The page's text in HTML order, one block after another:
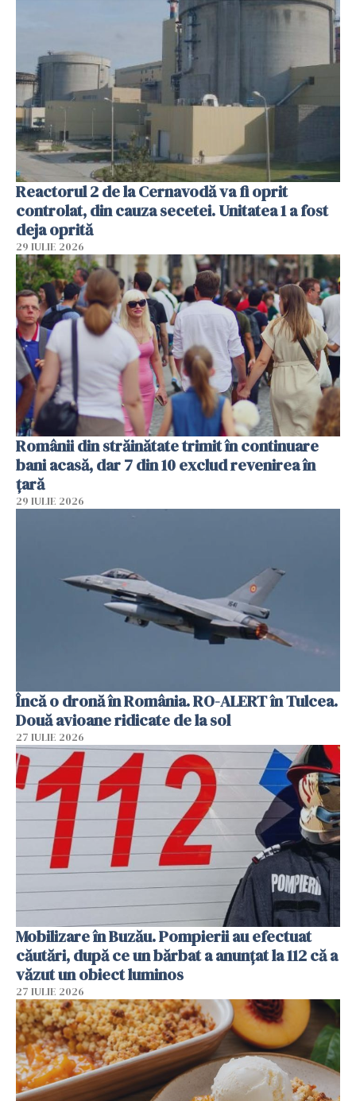
Reactorul 2 de la Cernavodă va fi oprit
controlat, din cauza secetei. Unitatea 1 a fost
deja oprită
29 IULIE 2026
Românii din străinătate trimit în continuare
bani acasă, dar 7 din 10 exclud revenirea în
țară
29 IULIE 2026
Încă o dronă în România. RO-ALERT în Tulcea.
Două avioane ridicate de la sol
27 IULIE 2026
Mobilizare în Buzău. Pompierii au efectuat
căutări, după ce un bărbat a anunțat la 112 că a
văzut un obiect luminos
27 IULIE 2026